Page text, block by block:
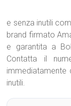
e senza inutili
brand firmato
e garantita a
Contatta il
immediatamente
inutili.